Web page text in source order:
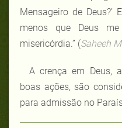
Mensageiro de Deus?’
menos que Deus
misericórdia.” (Saheeh
A crença em Deus,
boas ações, são
para admissão no